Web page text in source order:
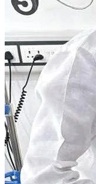
చిన్నగంజాం పోలీస్
10 నిమిషాల క్రితం
ముఖ్యమైన వార్తలు